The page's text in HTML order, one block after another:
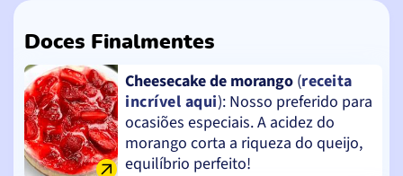
Doces Finalmentes
Cheesecake de morango (receita
incrível aqui): Nosso preferido para
ocasiões especiais. A acidez do
morango corta a riqueza do queijo,
equilíbrio perfeito!